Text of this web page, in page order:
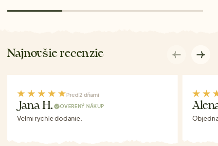
Najnovšie recenzie
Pred 2 dňami
Jana H. OVERENÝ NÁKUP
Velmi rychle dodanie.